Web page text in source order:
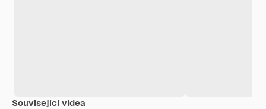
Související videa